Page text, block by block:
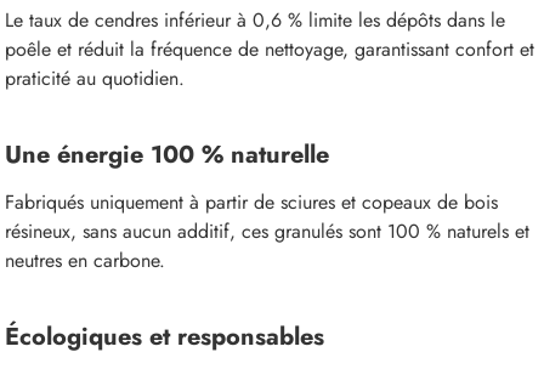
Le taux de cendres inférieur à 0,6 % limite les dépôts dans le
poêle et réduit la fréquence de nettoyage, garantissant confort et
praticité au quotidien.
Une énergie 100 % naturelle
Fabriqués uniquement à partir de sciures et copeaux de bois
résineux, sans aucun additif, ces granulés sont 100 % naturels et
neutres en carbone.
Écologiques et responsables